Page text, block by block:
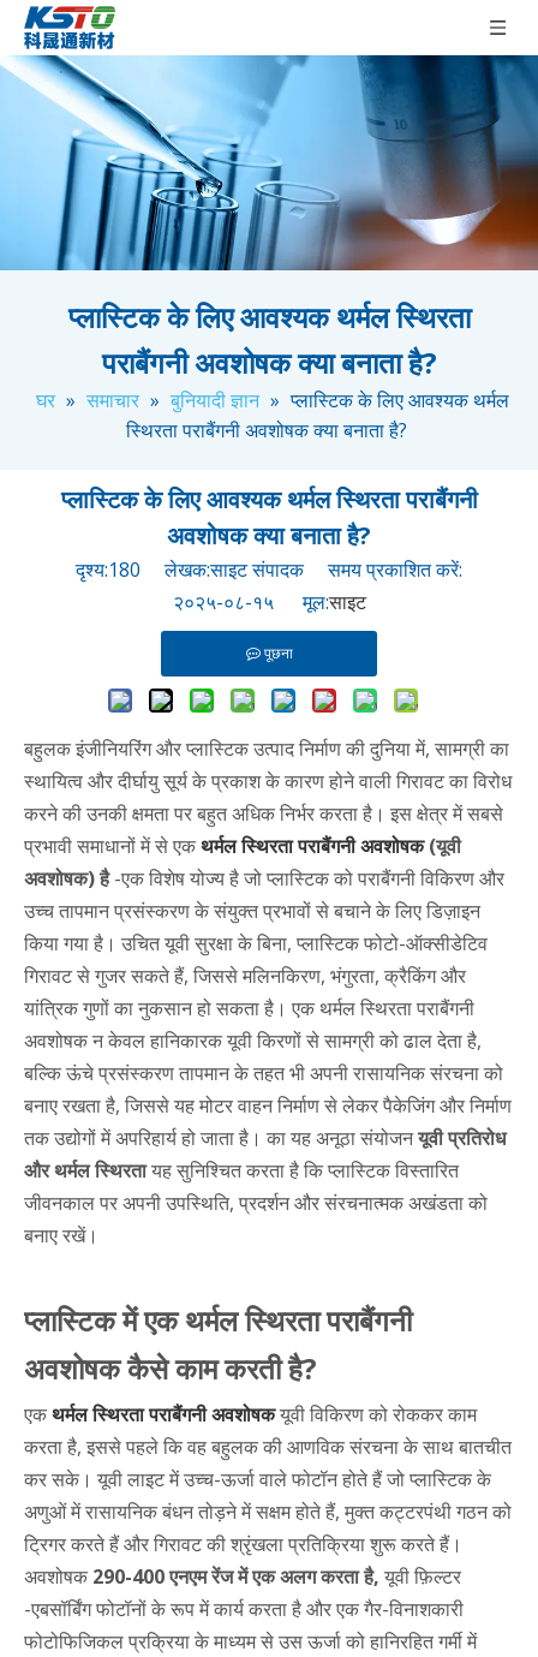
प्लास्टिक के लिए आवश्यक थर्मल स्थिरता
पराबैंगनी अवशोषक क्या बनाता है?
घर » समाचार » बुनियादी ज्ञान » प्लास्टिक के लिए आवश्यक थर्मल
स्थिरता पराबैंगनी अवशोषक क्या बनाता है?
प्लास्टिक के लिए आवश्यक थर्मल स्थिरता पराबैंगनी
अवशोषक क्या बनाता है?
दृश्य:180 लेखक:साइट संपादक समय प्रकाशित करें:
२०२५-०८-१५ मूल:साइट
पूछना
बहुलक इंजीनियरिंग और प्लास्टिक उत्पाद निर्माण की दुनिया में, सामग्री का
स्थायित्व और दीर्घायु सूर्य के प्रकाश के कारण होने वाली गिरावट का विरोध
करने की उनकी क्षमता पर बहुत अधिक निर्भर करता है। इस क्षेत्र में सबसे
प्रभावी समाधानों में से एकथर्मल स्थिरता पराबैंगनी अवशोषक(यूवी
अवशोषक) है-एक विशेष योज्य है जो प्लास्टिक को पराबैंगनी विकिरण और
उच्च तापमान प्रसंस्करण के संयुक्त प्रभावों से बचाने के लिए डिज़ाइन
किया गया है। उचित यूवी सुरक्षा के बिना, प्लास्टिक फोटो-ऑक्सीडेटिव
गिरावट से गुजर सकते हैं, जिससे मलिनकिरण, भंगुरता, क्रैकिंग और
यांत्रिक गुणों का नुकसान हो सकता है। एक थर्मल स्थिरता पराबैंगनी
अवशोषक न केवल हानिकारक यूवी किरणों से सामग्री को ढाल देता है,
बल्कि ऊंचे प्रसंस्करण तापमान के तहत भी अपनी रासायनिक संरचना को
बनाए रखता है, जिससे यह मोटर वाहन निर्माण से लेकर पैकेजिंग और निर्माण
तक उद्योगों में अपरिहार्य हो जाता है। का यह अनूठा संयोजनयूवी प्रतिरोध
और थर्मल स्थिरतायह सुनिश्चित करता है कि प्लास्टिक विस्तारित
जीवनकाल पर अपनी उपस्थिति, प्रदर्शन और संरचनात्मक अखंडता को
बनाए रखें।
प्लास्टिक में एक थर्मल स्थिरता पराबैंगनी
अवशोषक कैसे काम करती है?
एकथर्मल स्थिरता पराबैंगनी अवशोषकयूवी विकिरण को रोककर काम
करता है, इससे पहले कि वह बहुलक की आणविक संरचना के साथ बातचीत
कर सके। यूवी लाइट में उच्च-ऊर्जा वाले फोटॉन होते हैं जो प्लास्टिक के
अणुओं में रासायनिक बंधन तोड़ने में सक्षम होते हैं, मुक्त कट्टरपंथी गठन को
ट्रिगर करते हैं और गिरावट की श्रृंखला प्रतिक्रिया शुरू करते हैं।
अवशोषक 290-400 एनएम रेंज में एक अलग करता है, यूवी फ़िल्टर
-एबसॉर्बिंग फोटॉनों के रूप में कार्य करता है और एक गैर-विनाशकारी
फोटोफिजिकल प्रक्रिया के माध्यम से उस ऊर्जा को हानिरहित गर्मी में